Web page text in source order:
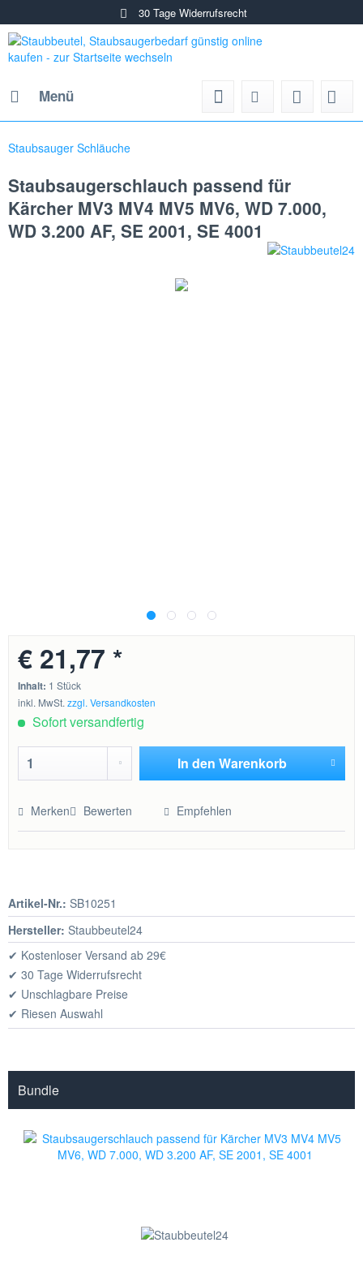
30 Tage Widerrufsrecht
Menü
Staubsauger Schläuche
Staubsaugerschlauch passend für
Kärcher MV3 MV4 MV5 MV6, WD 7.000,
WD 3.200 AF, SE 2001, SE 4001
€ 21,77 *
Inhalt: 1 Stück
inkl. MwSt.zzgl. Versandkosten
Sofort versandfertig
In den Warenkorb
Merken Bewerten Empfehlen
Artikel-Nr.: SB10251
Hersteller: Staubbeutel24
✔ Kostenloser Versand ab 29€
✔ 30 Tage Widerrufsrecht
✔ Unschlagbare Preise
✔ Riesen Auswahl
Bundle